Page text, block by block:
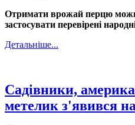
Отримати врожай перцю
застосувати перевірені
Детальніше...
Садівники,
метелик з'явився